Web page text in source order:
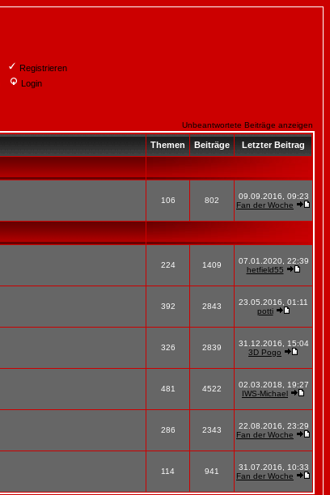
Registrieren
Login
Unbeantwortete Beiträge anzeigen
Themen Beiträge Letzter Beitrag
106 802
09.09.2016, 09:23
Fan der Woche
224 1409
07.01.2020, 22:39
hetfield55
392 2843
23.05.2016, 01:11
potti
326 2839
31.12.2016, 15:04
3D Pogo
481 4522
02.03.2018, 19:27
IWS-Michael
286 2343
22.08.2016, 23:29
Fan der Woche
114 941
31.07.2016, 10:33
Fan der Woche